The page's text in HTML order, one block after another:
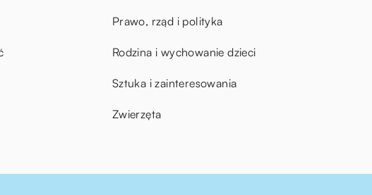
Prawo, rząd i polityka
Rodzina i wychowanie dzieci
Sztuka i zainteresowania
Zwierzęta